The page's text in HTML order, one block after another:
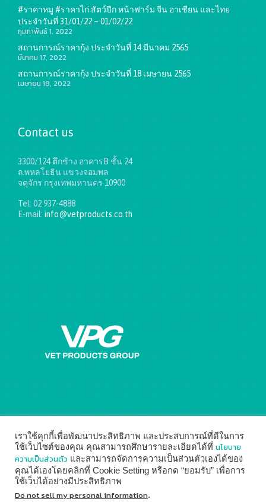
#ราคาหมู #ราคาไก่ สัตว์ปีก หน้าฟาร์ม จีน อาเชียน และไทย
ประจำวันที่ 31/01/22 – 01/02/22
กุมภาพันธ์ 1, 2022
สถานการณ์ราคากุ้ง ประจำวันที่ 14 มีนาคม 2565
มีนาคม 17, 2022
สถานการณ์ราคากุ้ง ประจำวันที่ 18 เมษายน 2565
เมษายน 18, 2022
Contact us
3300/124 ตึกช้าง อาคารB ชั้น 24
ถ.พหลโยธิน แขวงจอมพล
จตุจักร กรุงเทพมหานคร 10900
Tel: 02 937-4888
E-mail: info@vetproducts.co.th
เราใช้คุกกี้เพื่อพัฒนาประสิทธิภาพ และประสบการณ์ที่ดีในการ
ใช้เว็บไซต์ของคุณ คุณสามารถศึกษารายละเอียดได้ที่ นโยบาย
ความเป็นส่วนตัว และสามารถจัดการความเป็นส่วนตัวเองได้ของ
คุณได้เองโดยคลิกที่ Cookie Setting หรือกด “ยอมรับ” เพื่อการ
ใช้เว็บได้อย่างมีประสิทธิภาพ
Do not sell my personal information.